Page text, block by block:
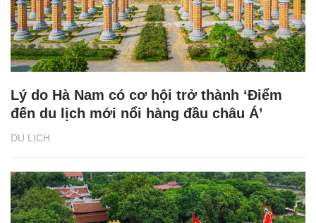
DU LỊCH
Lý do Hà Nam có cơ hội trở thành ‘Điểm
đến du lịch mới nổi hàng đầu châu Á’